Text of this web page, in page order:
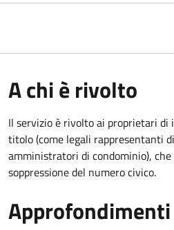
A chi è rivolto
Il servizio è rivolto ai proprietari di
titolo (come legali rappresentanti
amministratori di condominio),
soppressione del numero civico.
Approfondimenti